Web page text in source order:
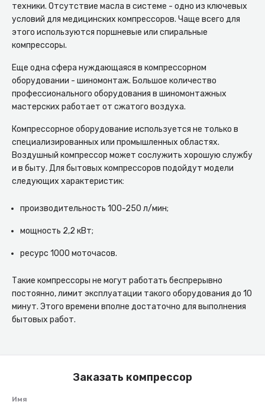
техники. Отсутствие масла в системе - одно из ключевых
условий для медицинских компрессоров. Чаще всего для
этого используются поршневые или спиральные
компрессоры.
Еще одна сфера нуждающаяся в компрессорном
оборудовании - шиномонтаж. Большое количество
профессионального оборудования в шиномонтажных
мастерских работает от сжатого воздуха.
Компрессорное оборудование используется не только в
специализированных или промышленных областях.
Воздушный компрессор может сослужить хорошую службу
и в быту. Для бытовых компрессоров подойдут модели
следующих характеристик:
производительность 100-250 л/мин;
мощность 2,2 кВт;
ресурс 1000 моточасов.
Такие компрессоры не могут работать беспрерывно
постоянно, лимит эксплуатации такого оборудования до 10
минут. Этого времени вполне достаточно для выполнения
бытовых работ.
Заказать компрессор
Имя